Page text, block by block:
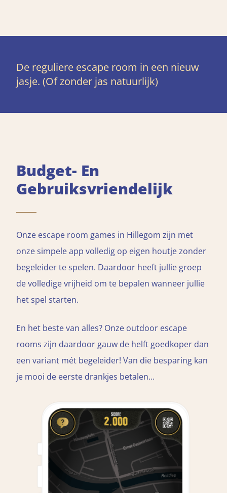
De reguliere escape room in een nieuw
jasje. (Of zonder jas natuurlijk)
Budget- En
Gebruiksvriendelijk
Onze escape room games in Hillegom zijn met
onze simpele app volledig op eigen houtje zonder
begeleider te spelen. Daardoor heeft jullie groep
de volledige vrijheid om te bepalen wanneer jullie
het spel starten.
En het beste van alles? Onze outdoor escape
rooms zijn daardoor gauw de helft goedkoper dan
een variant mét begeleider! Van die besparing kan
je mooi de eerste drankjes betalen...